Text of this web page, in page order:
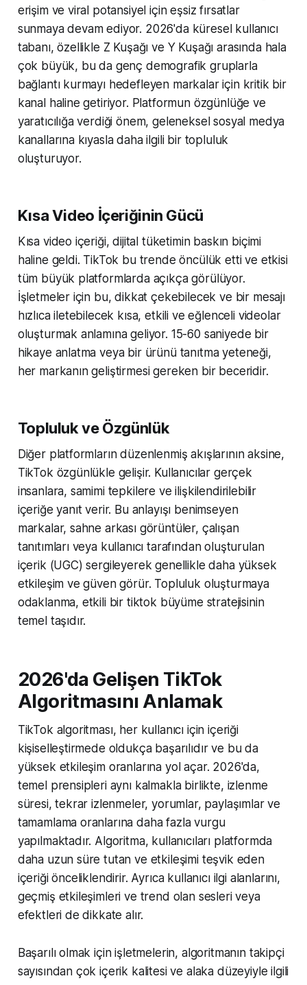
erişim ve viral potansiyel için eşsiz fırsatlar
sunmaya devam ediyor. 2026'da küresel kullanıcı
tabanı, özellikle Z Kuşağı ve Y Kuşağı arasında hala
çok büyük, bu da genç demografik gruplarla
bağlantı kurmayı hedefleyen markalar için kritik bir
kanal haline getiriyor. Platformun özgünlüğe ve
yaratıcılığa verdiği önem, geleneksel sosyal medya
kanallarına kıyasla daha ilgili bir topluluk
oluşturuyor.
Kısa Video İçeriğinin Gücü
Kısa video içeriği, dijital tüketimin baskın biçimi
haline geldi. TikTok bu trende öncülük etti ve etkisi
tüm büyük platformlarda açıkça görülüyor.
İşletmeler için bu, dikkat çekebilecek ve bir mesajı
hızlıca iletebilecek kısa, etkili ve eğlenceli videolar
oluşturmak anlamına geliyor. 15-60 saniyede bir
hikaye anlatma veya bir ürünü tanıtma yeteneği,
her markanın geliştirmesi gereken bir beceridir.
Topluluk ve Özgünlük
Diğer platformların düzenlenmiş akışlarının aksine,
TikTok özgünlükle gelişir. Kullanıcılar gerçek
insanlara, samimi tepkilere ve ilişkilendirilebilir
içeriğe yanıt verir. Bu anlayışı benimseyen
markalar, sahne arkası görüntüler, çalışan
tanıtımları veya kullanıcı tarafından oluşturulan
içerik (UGC) sergileyerek genellikle daha yüksek
etkileşim ve güven görür. Topluluk oluşturmaya
odaklanma, etkili bir tiktok büyüme stratejisinin
temel taşıdır.
2026'da Gelişen TikTok
Algoritmasını Anlamak
TikTok algoritması, her kullanıcı için içeriği
kişiselleştirmede oldukça başarılıdır ve bu da
yüksek etkileşim oranlarına yol açar. 2026'da,
temel prensipleri aynı kalmakla birlikte, izlenme
süresi, tekrar izlenmeler, yorumlar, paylaşımlar ve
tamamlama oranlarına daha fazla vurgu
yapılmaktadır. Algoritma, kullanıcıları platformda
daha uzun süre tutan ve etkileşimi teşvik eden
içeriği önceliklendirir. Ayrıca kullanıcı ilgi alanlarını,
geçmiş etkileşimleri ve trend olan sesleri veya
efektleri de dikkate alır.
Başarılı olmak için işletmelerin, algoritmanın takipçi
sayısından çok içerik kalitesi ve alaka düzeyiyle ilgili